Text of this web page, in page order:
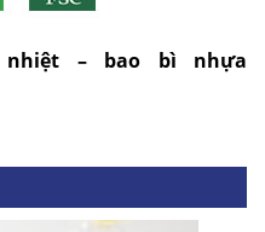
– bao bì nhựa